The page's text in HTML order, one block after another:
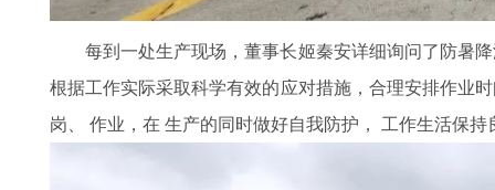
每到一处生产现场，董事长姬秦安详细询问了防暑
根据工作实际采取科学有效的应对措施，合理安排作业
岗、 作业，在 生产的同时做好自我防护， 工作生活保持